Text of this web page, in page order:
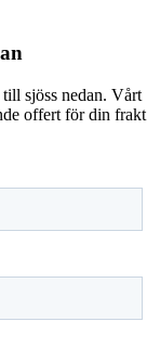
sjöss nedan. Vårt
offert för din frakt